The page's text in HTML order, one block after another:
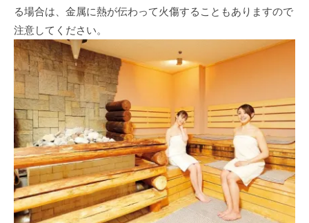
る場合は、金属に熱が伝わって火傷することもありますので
注意してください。